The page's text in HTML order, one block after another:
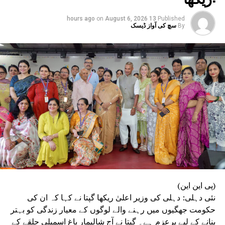
سسودیا
DON'T MISS
میں جمایا قبضہ
Published
13 hours ago
on August 6, 2026
By سچ کی آواز ڈیسک
(پی این این)
نئی دہلی: دہلی کی وزیر اعلیٰ ریکھا گپتا نے کہا کہ ان کی
حکومت جھگیوں میں رہنے والے لوگوں کے معیار زندگی کو بہتر
بنانے کے لیے پرعزم ہے۔ گپتا نے آج شالیمار باغ اسمبلی حلقے کے